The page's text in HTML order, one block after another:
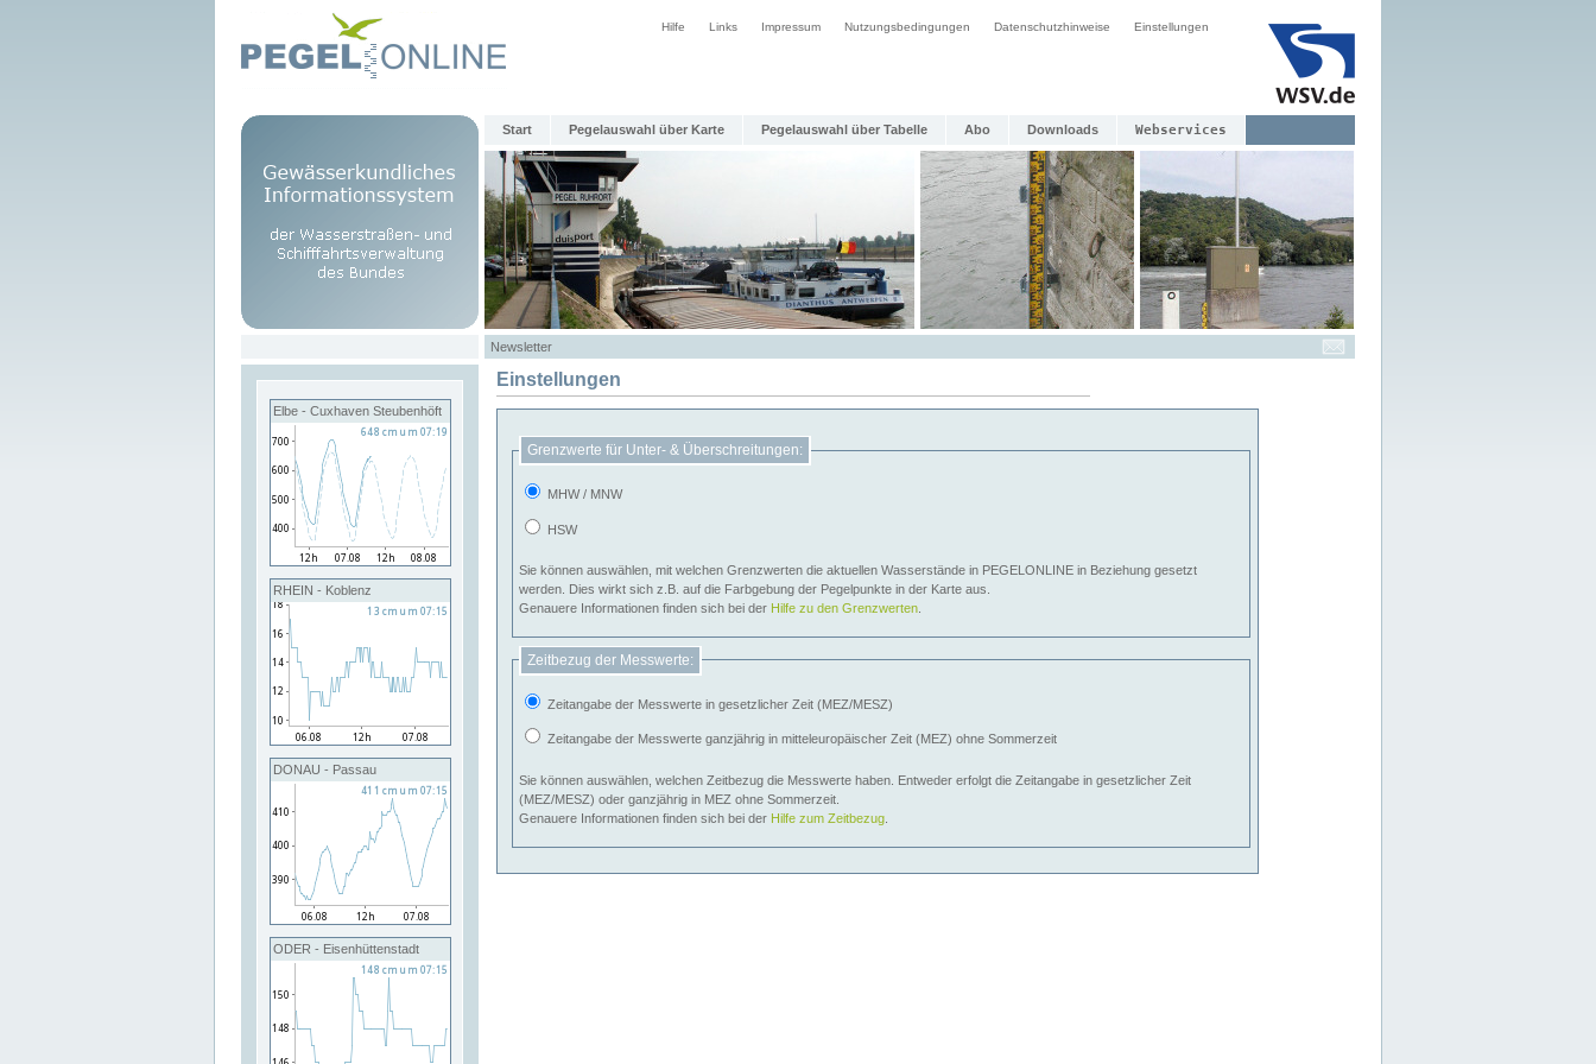
Hilfe Links Impressum Nutzungsbedingungen Datenschutzhinweise Einstellungen
Start Pegelauswahl über Karte Pegelauswahl über Tabelle Abo Downloads Webservices
Newsletter
Elbe - Cuxhaven Steubenhöft
RHEIN - Koblenz
DONAU - Passau
ODER - Eisenhüttenstadt
Einstellungen
Grenzwerte für Unter- & Überschreitungen:
MHW / MNW
HSW
Sie können auswählen, mit welchen Grenzwerten die aktuellen Wasserstände in PEGELONLINE in Beziehung gesetzt
werden. Dies wirkt sich z.B. auf die Farbgebung der Pegelpunkte in der Karte aus.
Genauere Informationen finden sich bei der Hilfe zu den Grenzwerten
Zeitbezug der Messwerte:
Zeitangabe der Messwerte in gesetzlicher Zeit (MEZ/MESZ)
Zeitangabe der Messwerte ganzjährig in mitteleuropäischer Zeit (MEZ) ohne Sommerzeit
Sie können auswählen, welchen Zeitbezug die Messwerte haben. Entweder erfolgt die Zeitangabe in gesetzlicher Zeit
(MEZ/MESZ) oder ganzjährig in MEZ ohne Sommerzeit.
Genauere Informationen finden sich bei der Hilfe zum Zeitbezug